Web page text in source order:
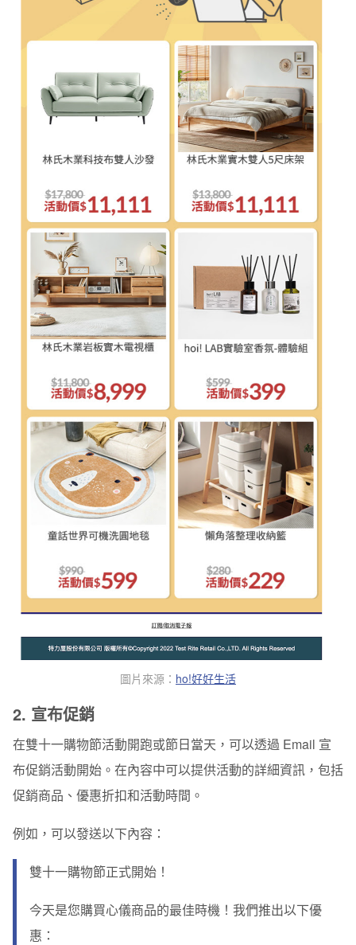
圖片來源： ho!好好生活
2. 宣布促銷
在雙十一購物節活動開跑或節日當天，可以透過 Email 宣
布促銷活動開始。在內容中可以提供活動的詳細資訊 ，包括
促銷商品、優惠折扣和活動時間。
例如，可以發送以下內容：
雙十一購物節正式開始！
今天是您購買心儀商品的最佳時機！我們推出以下優
惠：